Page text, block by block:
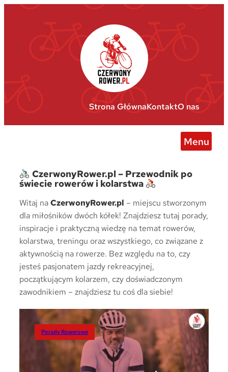
Przejdź
Strona GłównaKontaktO nas
Menu
CzerwonyRower.pl – Przewodnik po
świecie rowerów i kolarstwa
Witaj naCzerwonyRower.pl – miejscu stworzonym
dla miłośników dwóch kółek! Znajdziesz tutaj porady,
inspiracje i praktyczną wiedzę na temat rowerów,
kolarstwa, treningu oraz wszystkiego, co związane z
aktywnością na rowerze. Bez względu na to, czy
jesteś pasjonatem jazdy rekreacyjnej,
początkującym kolarzem, czy doświadczonym
zawodnikiem – znajdziesz tu coś dla siebie!
Porady Rowerowe
Porady Rowerowe